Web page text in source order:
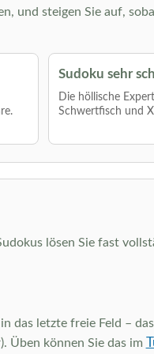
und steigen Sie auf,
Sudoku sehr
Die höllische
Schwertfisch und
lösen Sie fast
das letzte freie Feld –
Üben können Sie das im